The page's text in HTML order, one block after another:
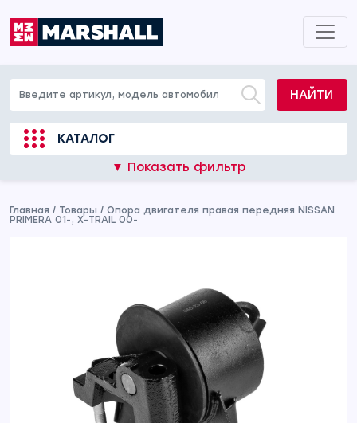
НАЙТИ
КАТАЛОГ
▼ Показать фильтр
Главная / Товары / Опора двигателя правая передняя NISSAN
PRIMERA 01-, X-TRAIL 00-